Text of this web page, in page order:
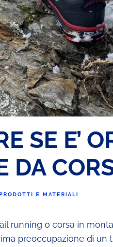
SE E’
DA
PRODOTTI E MATERIALI .
running o corsa in
preoccupazione di un